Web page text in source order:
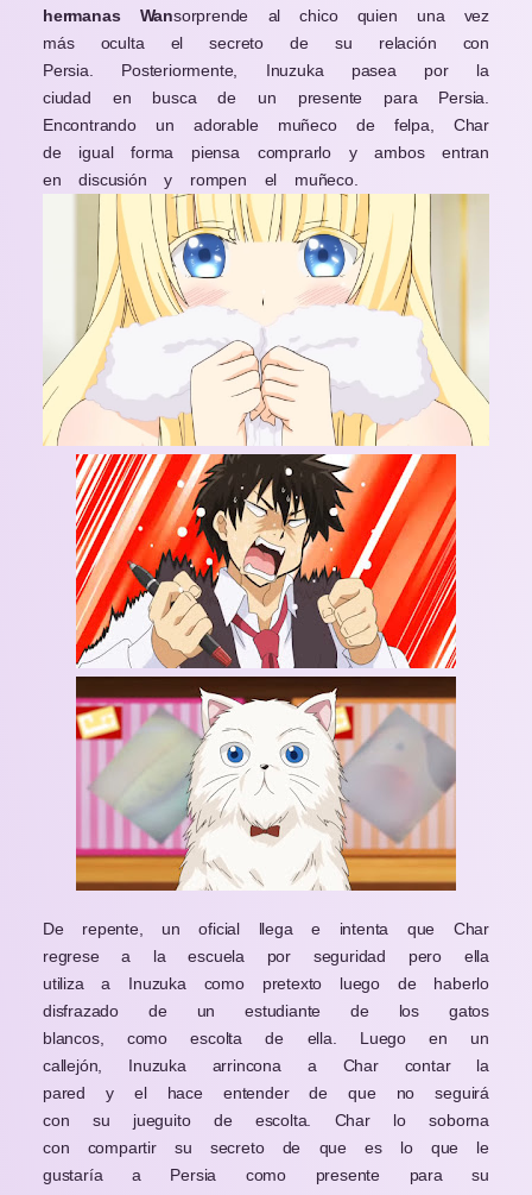
hermanas Wansorprende al chico quien una vez
más oculta el secreto de su relación con
Persia. Posteriormente, Inuzuka pasea por la
ciudad en busca de un presente para Persia.
Encontrando un adorable muñeco de felpa, Char
de igual forma piensa comprarlo y ambos entran
en discusión y rompen el muñeco.
De repente, un oficial llega e intenta que Char
regrese a la escuela por seguridad pero ella
utiliza a Inuzuka como pretexto luego de haberlo
disfrazado de un estudiante de los gatos
blancos, como escolta de ella. Luego en un
callejón, Inuzuka arrincona a Char contar la
pared y el hace entender de que no seguirá
con su jueguito de escolta. Char lo soborna
con compartir su secreto de que es lo que le
gustaría a Persia como presente para su